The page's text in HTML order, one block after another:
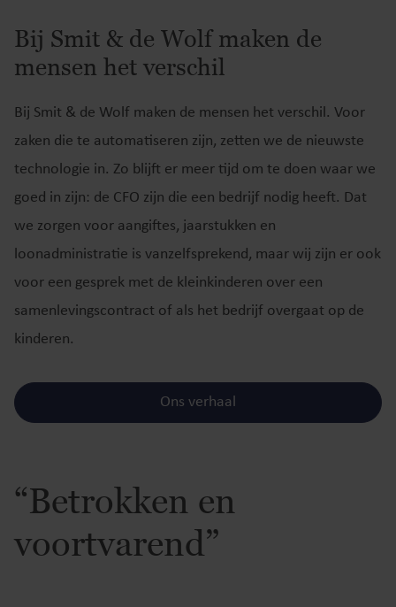
Bij Smit & de Wolf maken de
mensen het verschil
Bij Smit & de Wolf maken de mensen het verschil. Voor
zaken die te automatiseren zijn, zetten we de nieuwste
technologie in. Zo blijft er meer tijd om te doen waar we
goed in zijn: de CFO zijn die een bedrijf nodig heeft. Dat
we zorgen voor aangiftes, jaarstukken en
loonadministratie is vanzelfsprekend, maar wij zijn er ook
voor een gesprek met de kleinkinderen over een
samenlevingscontract of als het bedrijf overgaat op de
kinderen.
Ons verhaal
“Betrokken en
voortvarend”